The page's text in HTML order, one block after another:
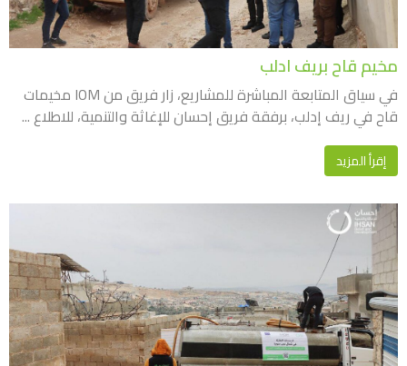
مخيم قاح بريف ادلب
في سياق المتابعة المباشرة للمشاريع، زار فريق من IOM مخيمات
قاح في ريف إدلب، برفقة فريق إحسان للإغاثة والتنمية، للاطلاع ...
إقرأ المزيد